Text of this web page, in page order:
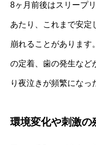
8ヶ月前後はスリープ
あたり、これまで安定
崩れることがあります
の定着、歯の発生など
り夜泣きが頻繁になっ
環境変化や刺激の